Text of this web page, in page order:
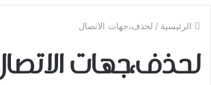
الرئيسية / لحذف،جهات الاتصال
لحذف،جهات